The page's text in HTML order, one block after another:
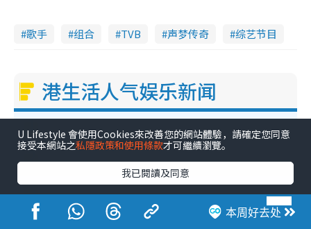
歌手 组合 TVB 声梦传奇 综艺节目
港生活人气娱乐新闻
1 《爱·回家》隐形富豪卧虎藏龙！盘点12位财气逼人的有钱艺人：这位美女3亿身家不愁做
2 叶泓文拍拖一周年亲口否认情侣关系？！被质疑感情造假竟称GM“普通同事”
3 30岁男艺人低调宣布已秘密离巢！人气急跌变失踪人口：“这几年过得并不容易”
4 本周好去处
U Lifestyle 會使用Cookies來改善您的網站體驗，請確定您同意
接受本網站之私隱政策和使用條款才可繼續瀏覽。
我已閱讀及同意